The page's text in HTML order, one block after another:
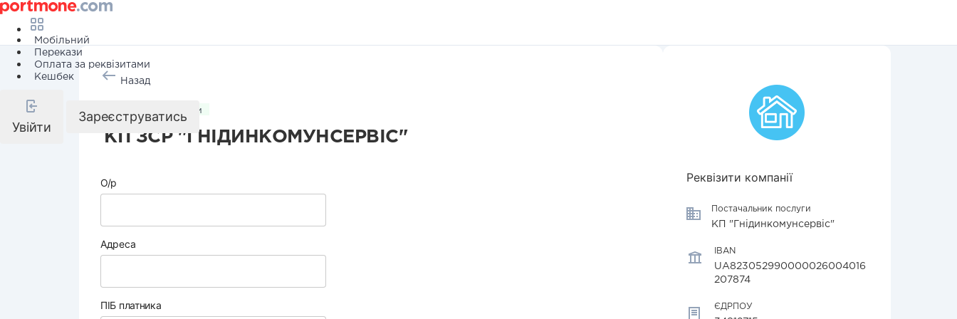
Мобільний
Перекази
Оплата за реквізитами
Кешбек
Увійти
Зареєструватись
Назад
Комунальні послуги
КП ЗСР "ГНІДИНКОМУНСЕРВІС"
О/р
Адреса
ПІБ платника
Реквізити компанії
Постачальник послуги
КП "Гнідинкомунсервіс"
IBAN
UA823052990000026004016
207874
ЄДРПОУ